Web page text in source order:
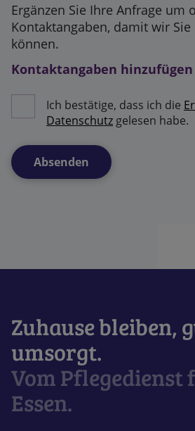
Ergänzen Sie Ihre Anfrage um
Kontaktangaben, damit wir
können.
Kontaktangaben hinzufügen
Ich bestätige, dass ich die
Datenschutz gelesen habe.
Zuhause bleiben,
umsorgt.
Vom Pflegedienst
Essen.